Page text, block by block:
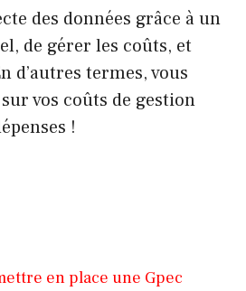
des données grâce à un
de gérer les coûts, et
d’autres termes, vous
vos coûts de gestion
!
en place une Gpec